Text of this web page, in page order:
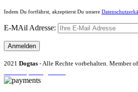
Indem Du fortfährst, akzeptierst Du unsere
E-MAil Adresse:
2021 Dogtas - Alle Rechte vorbehalten. Member